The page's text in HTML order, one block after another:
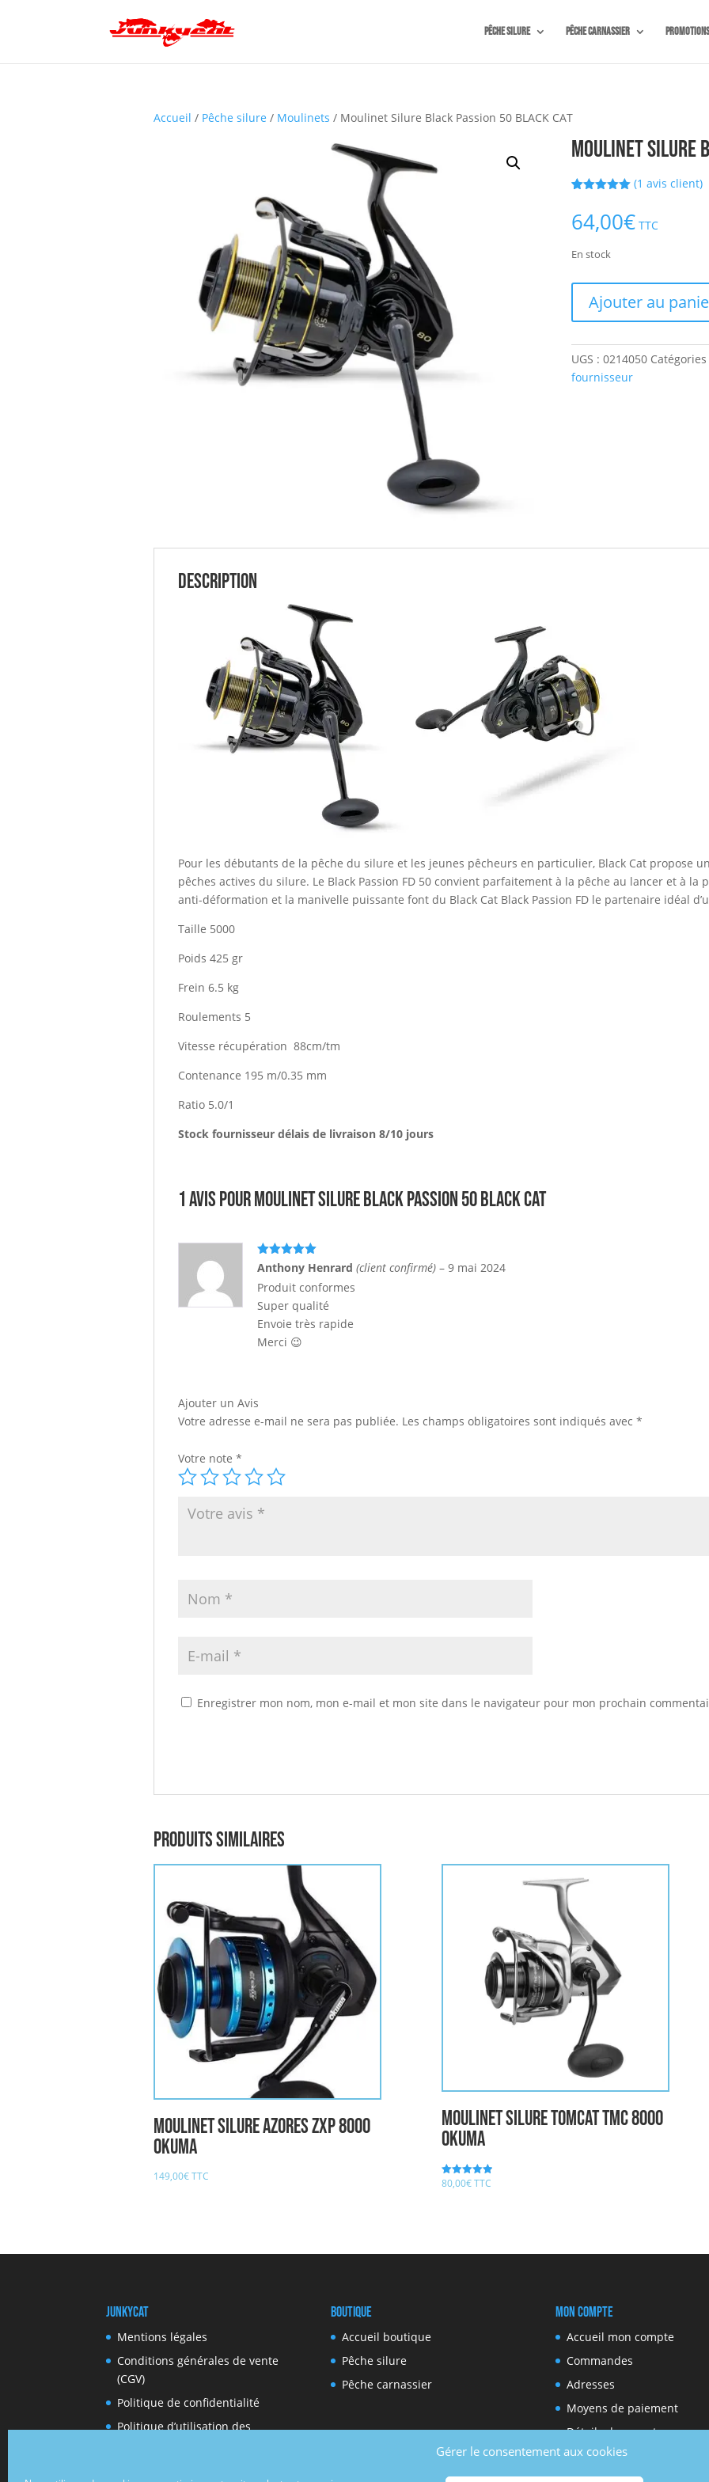
Gérer le consentement aux cookies
Pêche silure Pêche carnassier Promotions
Accueil / Pêche silure / Moulinets / Moulinet Silure Black Passion 50 BLACK CAT
Moulinet Silure
basé sur
notation
(1 avis client)
64,00€ TTC
En stock
Moulinet
Silure
Black
Passion
Ajouter au
UGS : 0214050
fournisseur
Description
Pour les débutants de la pêche du silure et les jeunes pêcheurs en particulier, Black Cat propose
pêches actives du silure. Le Black Passion FD 50 convient parfaitement à la pêche au lancer et à la
anti-déformation et la manivelle puissante font du Black Cat Black Passion FD le partenaire idéal
Taille 5000
Poids 425 gr
Frein 6.5 kg
Roulements 5
Vitesse récupération 88cm/tm
Contenance 195 m/0.35 mm
Ratio 5.0/1
Stock fournisseur délais de livraison 8/10 jours
1 avis pourMoulinet Silure Black Passion 50 BLACK CAT
Note5sur
5
Anthony Henrard (client confirmé) – 9 mai 2024
Produit conformes
Super qualité
Envoie très rapide
Merci 😉
Ajouter un Avis
Votre adresse e-mail ne sera pas publiée. Les champs obligatoires sont indiqués avec *
Votre note *
Enregistrer mon nom, mon e-mail et mon site dans le navigateur pour mon prochain
Produits similaires
Moulinet Silure AZORES ZXP 8000
oKuma
149,00€ TTC
Moulinet Silure TOMCAT TMC 8000
Okuma
Note
80,00€ TTC
JunkyCat
Mentions légales
Conditions générales de vente
(CGV)
Politique de confidentialité
Politique d’utilisation des
Boutique
Accueil boutique
Pêche silure
Pêche carnassier
Mon compte
Accueil mon compte
Commandes
Adresses
Moyens de paiement
Détails du compte